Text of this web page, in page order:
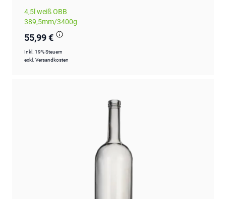
4,5l weiß OBB
389,5mm/3400g
55,99 €
Inkl. 19% Steuern
exkl. Versandkosten